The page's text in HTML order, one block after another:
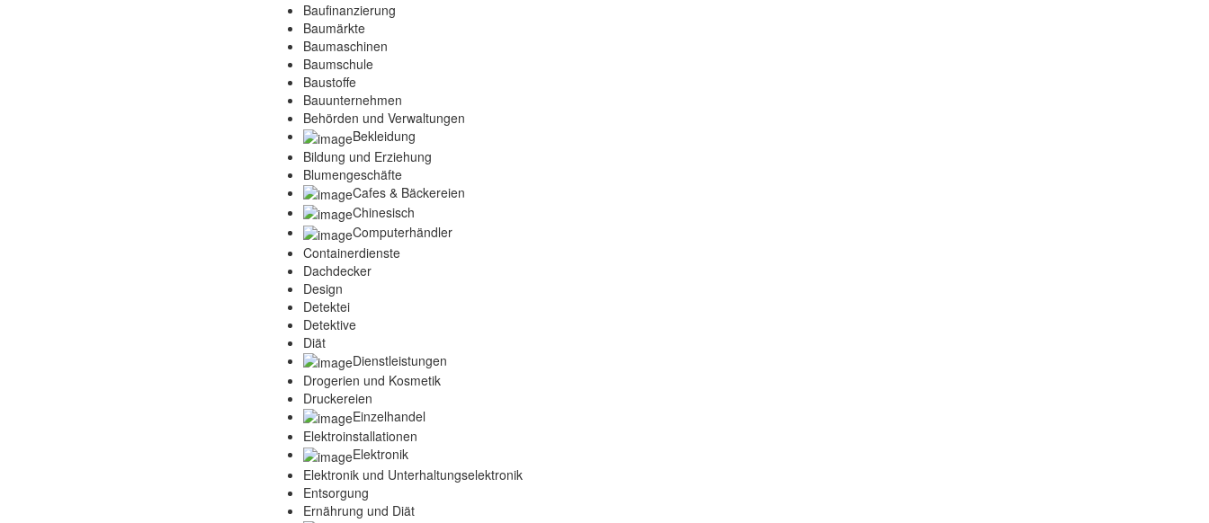
Baufinanzierung
Baumärkte
Baumaschinen
Baumschule
Baustoffe
Bauunternehmen
Behörden und Verwaltungen
Bekleidung
Bildung und Erziehung
Blumengeschäfte
Cafes & Bäckereien
Chinesisch
Computerhändler
Containerdienste
Dachdecker
Design
Detektei
Detektive
Diät
Dienstleistungen
Drogerien und Kosmetik
Druckereien
Einzelhandel
Elektroinstallationen
Elektronik
Elektronik und Unterhaltungselektronik
Entsorgung
Ernährung und Diät